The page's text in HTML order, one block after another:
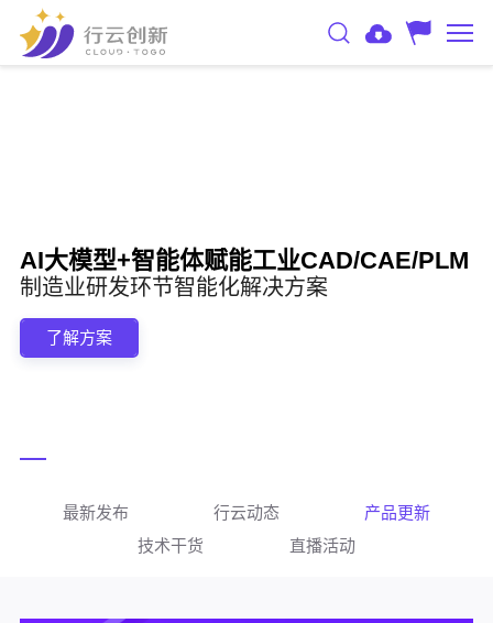
AI大模型+智能体赋能工业CAD/CAE/PLM
制造业研发环节智能化解决方案
了解方案
最新发布 行云动态
产品更新
技术干货
直播活动